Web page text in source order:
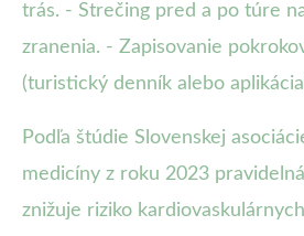
trás. - Strečing pred a po túre
zranenia. - Zapisovanie
(turistický denník alebo
Podľa štúdie Slovenskej
medicíny z roku 2023
znižuje riziko